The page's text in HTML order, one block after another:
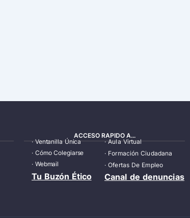
ACCESO RAPIDO A...
·Ventanilla Única
· Cómo Colegiarse
· Webmail
·Aula Virtual
· Formación Ciudadana
·Ofertas De Empleo
Tu Buzón Ético Canal de denuncias